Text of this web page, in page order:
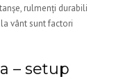
rulmenți durabili
vânt sunt factori
– setup